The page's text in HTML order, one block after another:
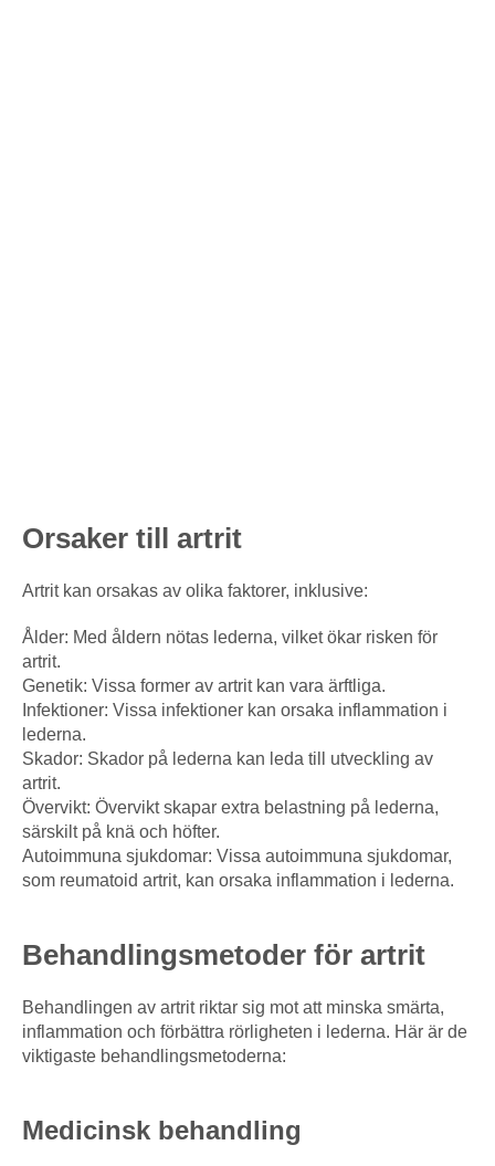
Orsaker till artrit
Artrit kan orsakas av olika faktorer, inklusive:
Ålder: Med åldern nötas lederna, vilket ökar risken för
artrit.
Genetik: Vissa former av artrit kan vara ärftliga.
Infektioner: Vissa infektioner kan orsaka inflammation i
lederna.
Skador: Skador på lederna kan leda till utveckling av
artrit.
Övervikt: Övervikt skapar extra belastning på lederna,
särskilt på knä och höfter.
Autoimmuna sjukdomar: Vissa autoimmuna sjukdomar,
som reumatoid artrit, kan orsaka inflammation i lederna.
Behandlingsmetoder för artrit
Behandlingen av artrit riktar sig mot att minska smärta,
inflammation och förbättra rörligheten i lederna. Här är de
viktigaste behandlingsmetoderna:
Medicinsk behandling